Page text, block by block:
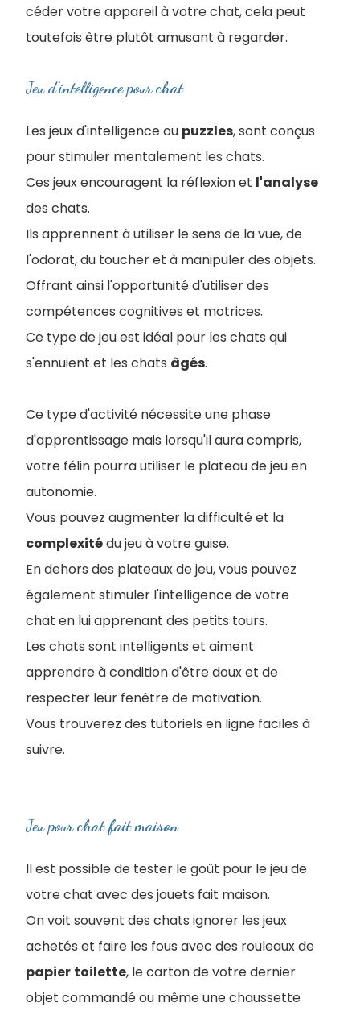
céder votre appareil à votre chat, cela peut
toutefois être plutôt amusant à regarder.
Jeu d'intelligence pour chat
Les jeux d'intelligence ou puzzles, sont conçus
pour stimuler mentalement les chats.
Ces jeux encouragent la réflexion et l'analyse
des chats.
Ils apprennent à utiliser le sens de la vue, de
l'odorat, du toucher et à manipuler des objets.
Offrant ainsi l'opportunité d'utiliser des
compétences cognitives et motrices.
Ce type de jeu est idéal pour les chats qui
s'ennuient et les chats âgés.
Ce type d'activité nécessite une phase
d'apprentissage mais lorsqu'il aura compris,
votre félin pourra utiliser le plateau de jeu en
autonomie.
Vous pouvez augmenter la difficulté et la
complexitédu jeu à votre guise.
En dehors des plateaux de jeu, vous pouvez
également stimuler l'intelligence de votre
chat en lui apprenant des petits tours.
Les chats sont intelligents et aiment
apprendre à condition d'être doux et de
respecter leur fenêtre de motivation.
Vous trouverez des tutoriels en ligne faciles à
suivre.
Jeu pour chat fait maison
Il est possible de tester le goût pour le jeu de
votre chat avec des jouets fait maison.
On voit souvent des chats ignorer les jeux
achetés et faire les fous avec des rouleaux de
papier toilette, le carton de votre dernier
objet commandé ou même une chaussette